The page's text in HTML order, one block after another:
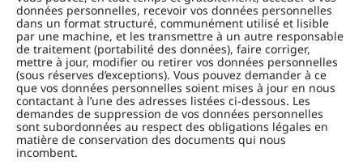
données personnelles, recevoir vos données personnelles
dans un format structuré, communément utilisé et lisible
par une machine, et les transmettre à un autre responsable
de traitement (portabilité des données), faire corriger,
mettre à jour, modifier ou retirer vos données personnelles
(sous réserves d’exceptions). Vous pouvez demander à ce
que vos données personnelles soient mises à jour en nous
contactant à l’une des adresses listées ci-dessous. Les
demandes de suppression de vos données personnelles
sont subordonnées au respect des obligations légales en
matière de conservation des documents qui nous
incombent.